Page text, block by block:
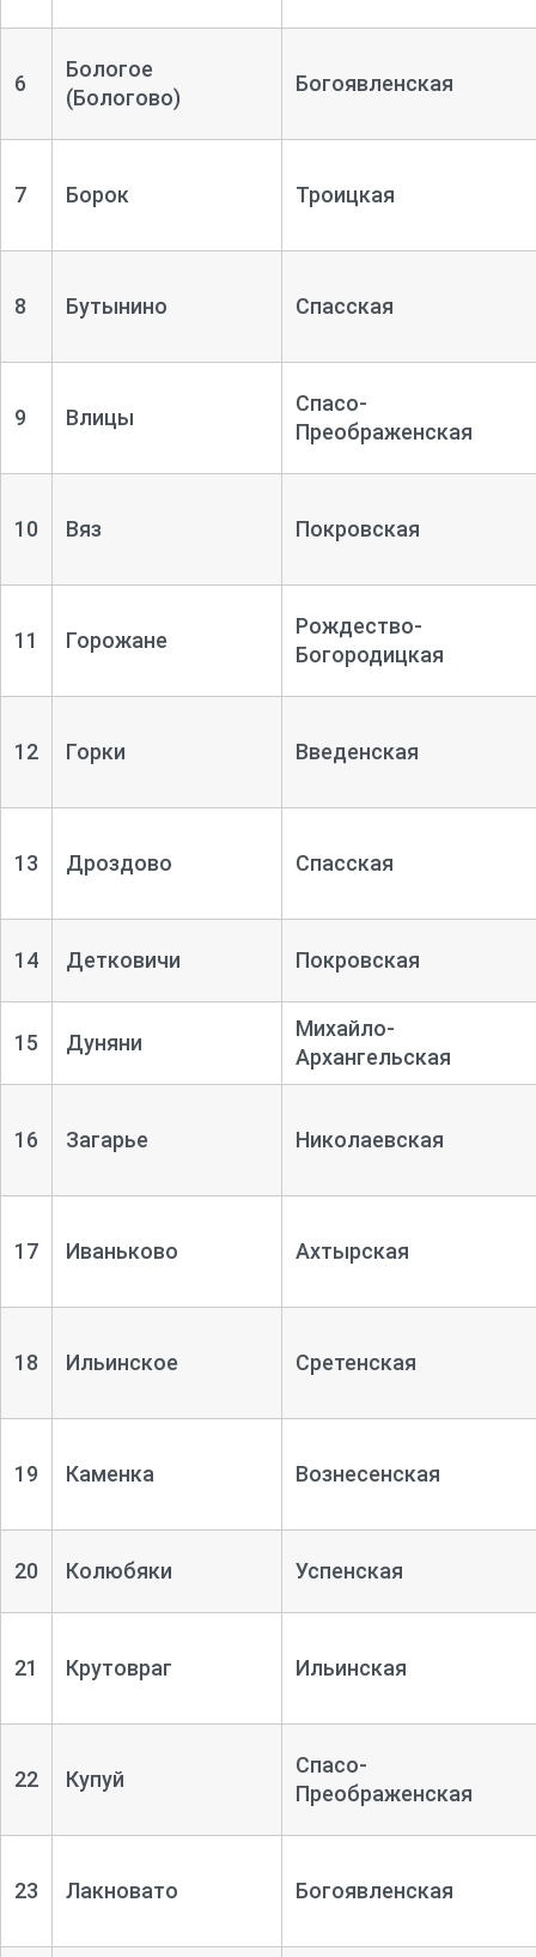
6
Бологое
(Бологово)
Богоявленская
7 Борок Троицкая
8 Бутынино Спасская
9 Влицы
Спасо-
Преображенская
10 Вяз Покровская
11 Горожане
Рождество-
Богородицкая
12 Горки Введенская
13 Дроздово Спасская
14 Детковичи Покровская
15 Дуняни
Михайло-
Архангельская
16 Загарье Николаевская
17 Иваньково Ахтырская
18 Ильинское Сретенская
19 Каменка Вознесенская
20 Колюбяки Успенская
21 Крутовраг Ильинская
22 Купуй
Спасо-
Преображенская
23 Лакновато Богоявленская